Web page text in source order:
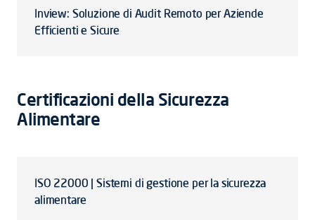
Inview: Soluzione di Audit Remoto per Aziende
Efficienti e Sicure
Certificazioni della Sicurezza
Alimentare
ISO 22000 | Sistemi di gestione per la sicurezza
alimentare